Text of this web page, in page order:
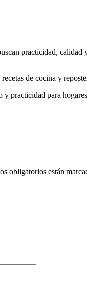
practicidad,
de cocina y
practicidad para
obligatorios están